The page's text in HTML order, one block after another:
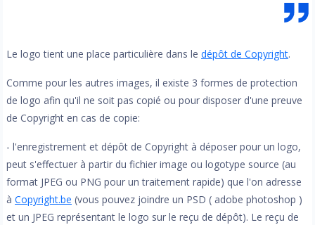
Le logo tient une place particulière dans le dépôt de Copyright.
Comme pour les autres images, il existe 3 formes de protection
de logo afin qu'il ne soit pas copié ou pour disposer d'une preuve
de Copyright en cas de copie:
- l'enregistrement et dépôt de Copyright à déposer pour un logo,
peut s'effectuer à partir du fichier image ou logotype source (au
format JPEG ou PNG pour un traitement rapide) que l'on adresse
à Copyright.be (vous pouvez joindre un PSD ( adobe photoshop )
et un JPEG représentant le logo sur le reçu de dépôt). Le reçu de